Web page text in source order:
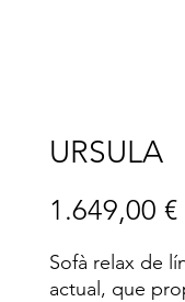
URSULA
1.649,00 €
Sofà relax de
actual, que